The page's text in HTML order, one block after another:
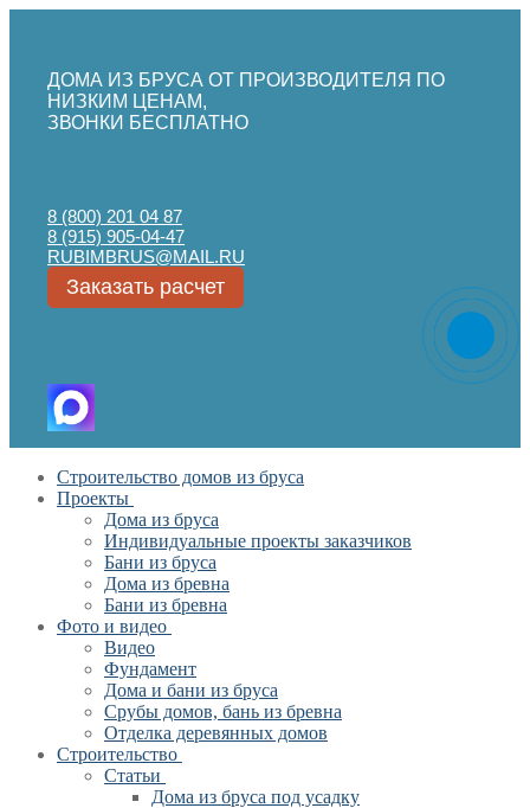
ДОМА ИЗ БРУСА ОТ ПРОИЗВОДИТЕЛЯ ПО
НИЗКИМ ЦЕНАМ,
ЗВОНКИ БЕСПЛАТНО
8 (800) 201 04 87
8 (915) 905-04-47
RUBIMBRUS@MAIL.RU
Заказать расчет
Перейти
содержимому
Меню
ЗакрытьСтроительство домов из бруса
Проекты
Дома из бруса
Индивидуальные проекты заказчиков
Бани из бруса
Дома из бревна
Бани из бревна
Фото и видео
Видео
Фундамент
Дома и бани из бруса
Срубы домов, бань из бревна
Отделка деревянных домов
Строительство
Статьи
Дома из бруса под усадку